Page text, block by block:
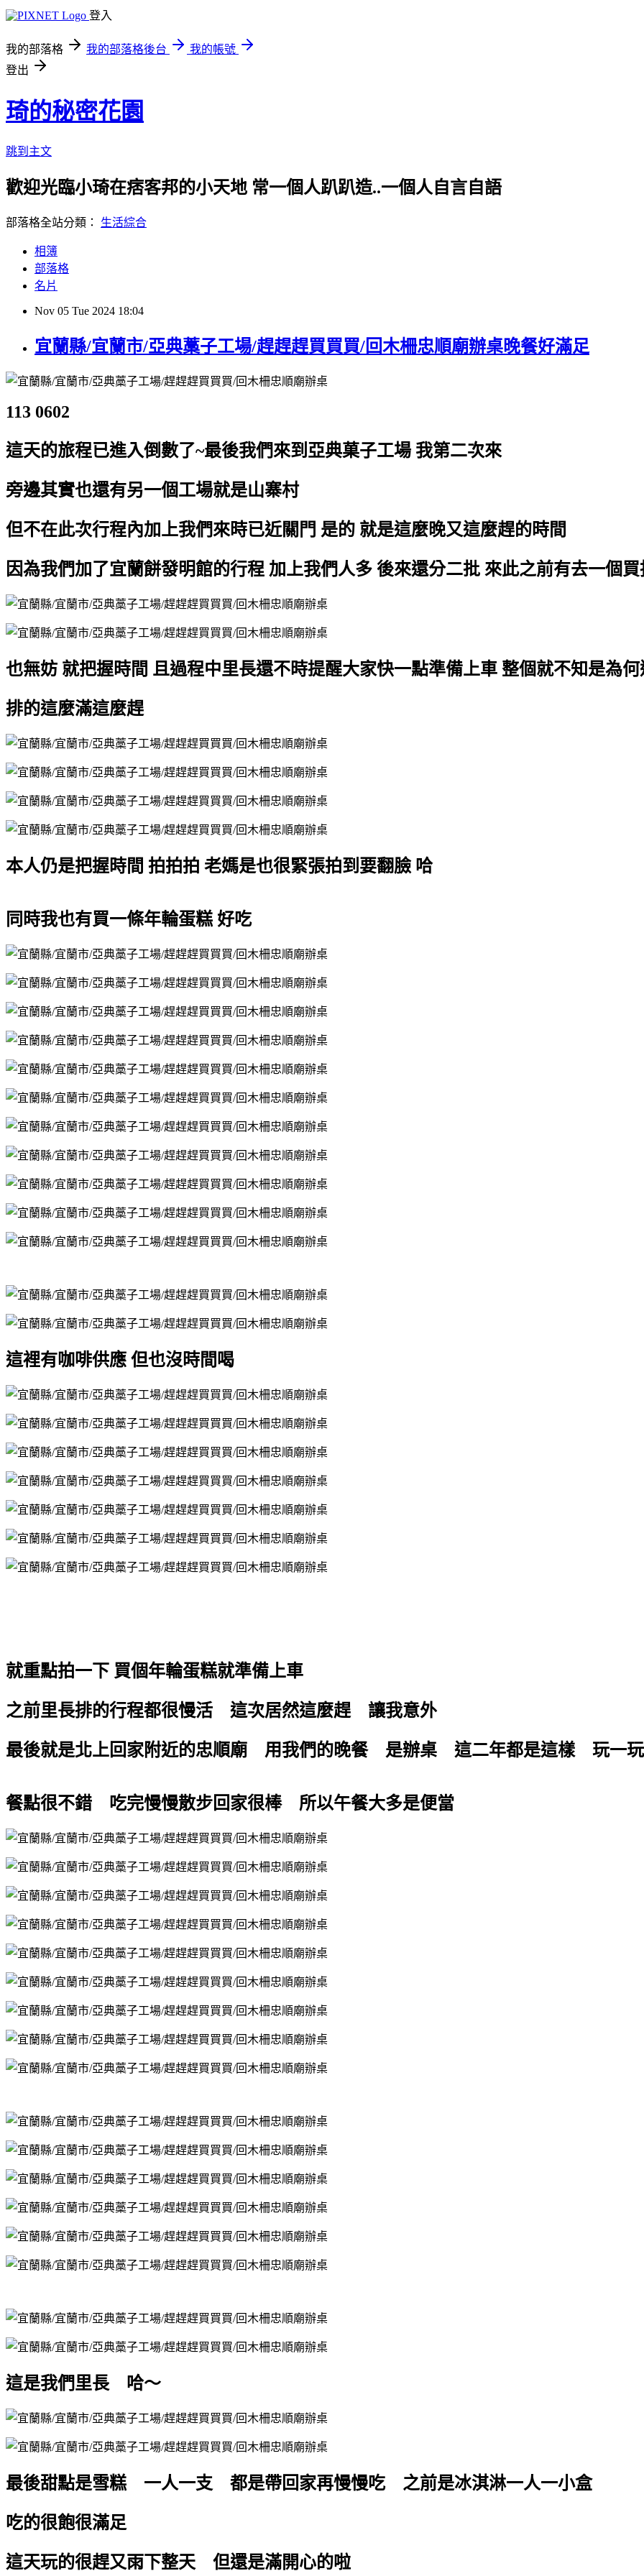
登入
我的部落格 我的部落格後台
我的帳號
登出
琦的秘密花園
跳到主文
歡迎光臨小琦在痞客邦的小天地 常一個人趴趴造..一個人自言自語
部落格全站分類： 生活綜合
相簿
部落格
名片
Nov 05 Tue 2024 18:04
宜蘭縣/宜蘭市/亞典藁子工場/趕趕趕買買買/回木柵忠順廟辦桌晚餐好滿足
113 0602
這天的旅程已進入倒數了~最後我們來到亞典菓子工場 我第二次來
旁邊其實也還有另一個工場就是山寨村
但不在此次行程內加上我們來時已近關門 是的 就是這麼晚又這麼趕的時間
因為我們加了宜蘭餅發明館的行程 加上我們人多 後來還分二批 來此之前有去一個
也無妨 就把握時間 且過程中里長還不時提醒大家快一點準備上車 整個就不知是為
排的這麼滿這麼趕
本人仍是把握時間 拍拍拍 老媽是也很緊張拍到要翻臉 哈
同時我也有買一條年輪蛋糕 好吃
這裡有咖啡供應 但也沒時間喝
就重點拍一下 買個年輪蛋糕就準備上車
之前里長排的行程都很慢活 這次居然這麼趕 讓我意外
最後就是北上回家附近的忠順廟 用我們的晚餐 是辦桌 這二年都是這樣 玩一
餐點很不錯 吃完慢慢散步回家很棒 所以午餐大多是便當
這是我們里長 哈～
最後甜點是雪糕 一人一支 都是帶回家再慢慢吃 之前是冰淇淋一人一小盒
吃的很飽很滿足
這天玩的很趕又雨下整天 但還是滿開心的啦